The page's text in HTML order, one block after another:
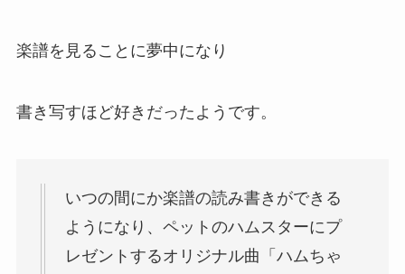
楽譜を見ることに夢中になり
書き写すほど好きだったようです。
いつの間にか楽譜の読み書きができる
ようになり、ペットのハムスターにプ
レゼントするオリジナル曲「ハムちゃ